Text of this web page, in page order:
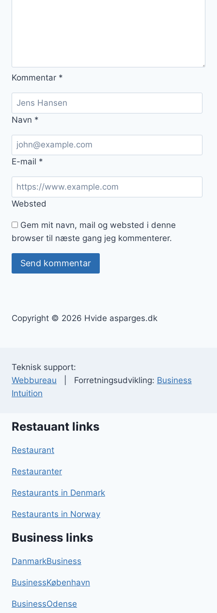
Kommentar *
Navn *
E-mail *
Websted
Gem mit navn, mail og websted i denne
browser til næste gang jeg kommenterer.
Copyright © 2026 Hvide asparges.dk
Teknisk support:
Webbureau | Forretningsudvikling: Business
Intuition
Restauant links
Restaurant
Restauranter
Restaurants in Denmark
Restaurants in Norway
Business links
DanmarkBusiness
BusinessKøbenhavn
BusinessOdense